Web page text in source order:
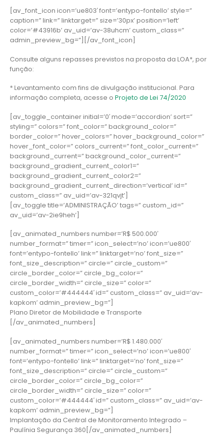
[av_font_icon icon=’ue803′ font=’entypo-fontello’ style=”
caption=” link=” linktarget=” size=’30px’ position=’left’
color=’#43916b’ av_uid=’av-38uhcm’ custom_class=”
admin_preview_bg=”][/av_font_icon]
Consulte alguns repasses previstos na proposta da LOA*, por
função:
* Levantamento com fins de divulgação institucional. Para
informação completa, acesse o Projeto de Lei 74/2020
[av_toggle_container initial=’0′ mode=’accordion’ sort=”
styling=” colors=” font_color=” background_color=”
border_color=” hover_colors=” hover_background_color=”
hover_font_color=” colors_current=” font_color_current=”
background_current=” background_color_current=”
background_gradient_current_color1=”
background_gradient_current_color2=”
background_gradient_current_direction=’vertical’ id=”
custom_class=” av_uid=’av-321qvjt’]
[av_toggle title=’ADMINISTRAÇÃO’ tags=” custom_id=”
av_uid=’av-2ie9heh’]
[av_animated_numbers number=’R$ 500.000′
number_format=” timer=” icon_select=’no’ icon=’ue800′
font=’entypo-fontello’ link=” linktarget=’no’ font_size=”
font_size_description=” circle=” circle_custom=”
circle_border_color=” circle_bg_color=”
circle_border_width=” circle_size=” color=”
custom_color=’#444444′ id=” custom_class=” av_uid=’av-
kapkom’ admin_preview_bg=”]
Plano Diretor de Mobilidade e Transporte
[/av_animated_numbers]
[av_animated_numbers number=’R$ 1.480.000′
number_format=” timer=” icon_select=’no’ icon=’ue800′
font=’entypo-fontello’ link=” linktarget=’no’ font_size=”
font_size_description=” circle=” circle_custom=”
circle_border_color=” circle_bg_color=”
circle_border_width=” circle_size=” color=”
custom_color=’#444444′ id=” custom_class=” av_uid=’av-
kapkom’ admin_preview_bg=”]
Implantação da Central de Monitoramento Integrado –
Paulínia Segurança 360[/av_animated_numbers]